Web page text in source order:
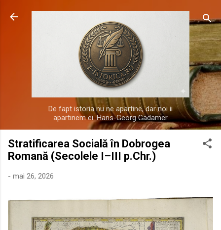
Treceți la conținutul principal
De fapt istoria nu ne apartine, dar noi ii
apartinem ei. Hans-Georg Gadamer
Stratificarea Socială în Dobrogea
Romană (Secolele I–III p.Chr.)
- mai 26, 2026